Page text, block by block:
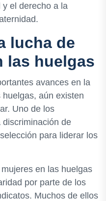
el derecho a la
lucha de
las huelgas
avances en la
aún existen
Uno de los
de
para liderar los
en las huelgas
por parte de los
Muchos de ellos